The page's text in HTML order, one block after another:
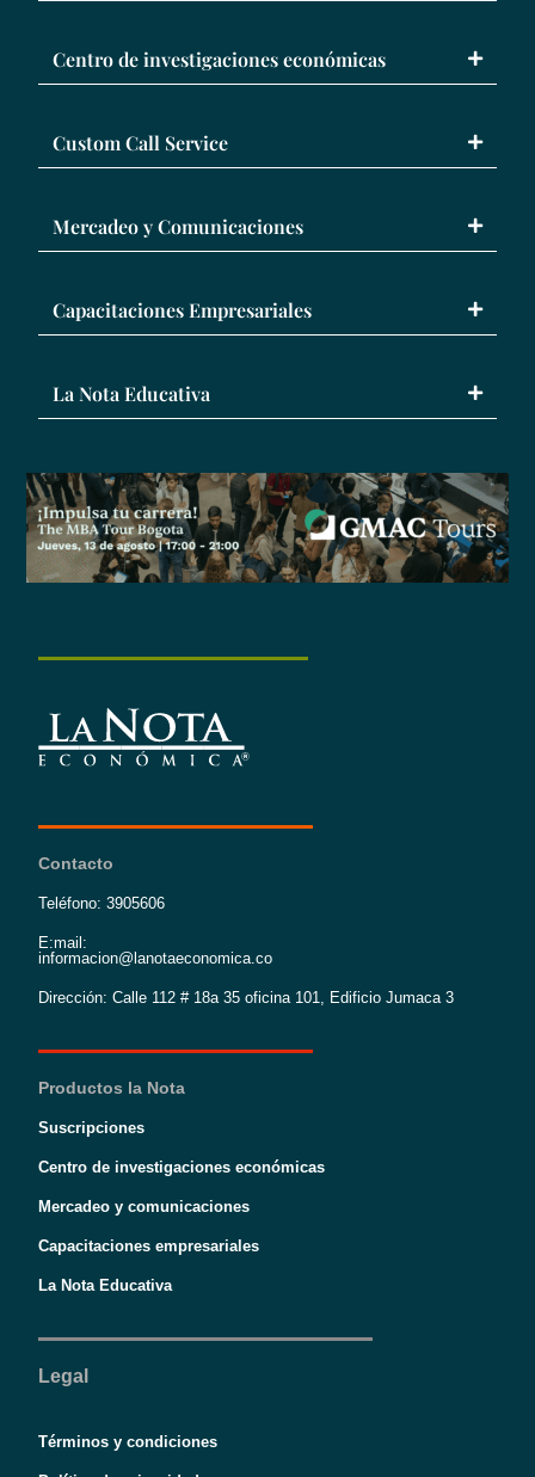
Centro de investigaciones económicas
Custom Call Service
Mercadeo y Comunicaciones
Capacitaciones Empresariales
La Nota Educativa
Contacto
Teléfono: 3905606
E:mail:
informacion@lanotaeconomica.co
Dirección: Calle 112 # 18a 35 oficina 101, Edificio Jumaca 3
Productos la Nota
Suscripciones
Centro de investigaciones económicas
Mercadeo y comunicaciones
Capacitaciones empresariales
La Nota Educativa
Legal
Términos y condiciones